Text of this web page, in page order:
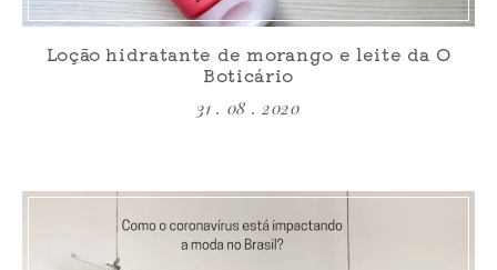
Loção hidratante de morango e leite da O
Boticário
31 . 08 . 2020